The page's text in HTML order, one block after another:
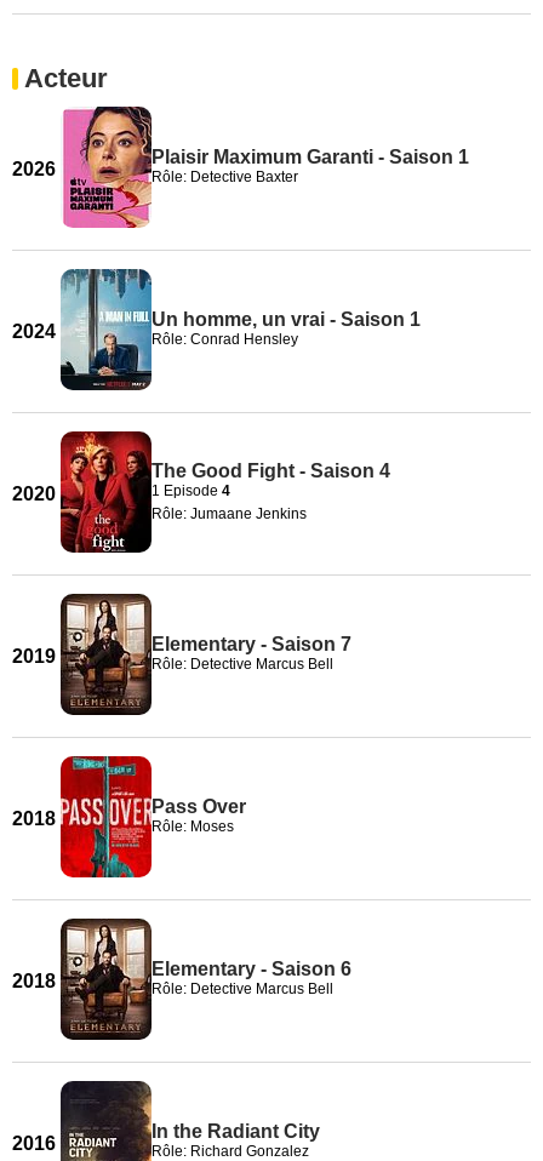
Acteur
2026
Plaisir Maximum Garanti - Saison 1
Rôle: Detective Baxter
2024
Un homme, un vrai - Saison 1
Rôle: Conrad Hensley
2020
The Good Fight - Saison 4
1 Episode 4
Rôle: Jumaane Jenkins
2019
Elementary - Saison 7
Rôle: Detective Marcus Bell
2018
Pass Over
Rôle: Moses
2018
Elementary - Saison 6
Rôle: Detective Marcus Bell
2016
In the Radiant City
Rôle: Richard Gonzalez